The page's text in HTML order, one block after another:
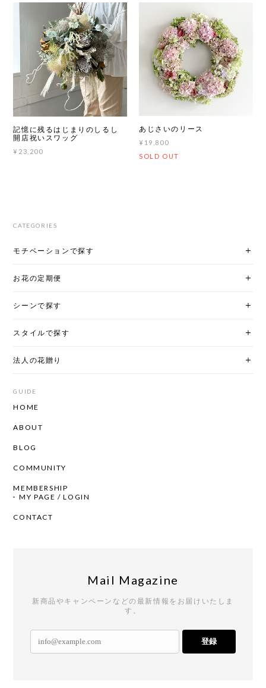
記憶に残るはじまりのしるし
開店祝いスワッグ
¥23,200
あじさいのリース
¥19,800
SOLD OUT
CATEGORIES
モチベーションで探す
お花の定期便
シーンで探す
スタイルで探す
法人の花贈り
GUIDE
HOME
ABOUT
BLOG
COMMUNITY
MEMBERSHIP
MY PAGE / LOGIN
CONTACT
Mail Magazine
新商品やキャンペーンなどの最新情報をお届けいたしま
す。
登録